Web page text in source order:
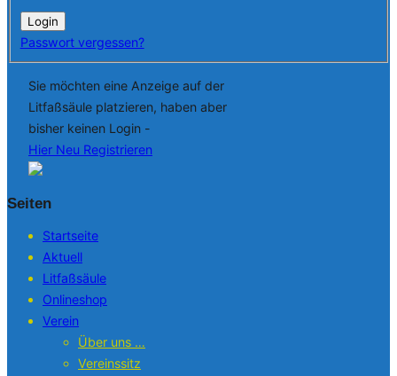
Passwort vergessen?
Sie möchten eine Anzeige auf der
Litfaßsäule platzieren, haben aber
bisher keinen Login -
Hier Neu Registrieren
Seiten
Startseite
Aktuell
Litfaßsäule
Onlineshop
Verein
Über uns …
Vereinssitz